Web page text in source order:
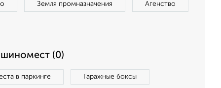
Земля промназначения Агенство
(0)
в паркинге Гаражные боксы